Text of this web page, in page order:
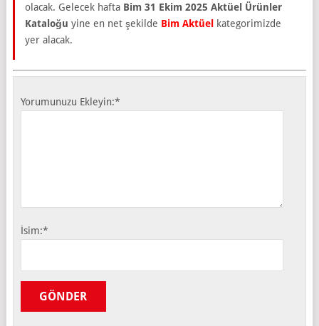
olacak. Gelecek hafta Bim 31 Ekim 2025 Aktüel Ürünler
Kataloğu yine en net şekilde Bim Aktüelkategorimizde
yer alacak.
Yorumunuzu Ekleyin:*
İsim:*